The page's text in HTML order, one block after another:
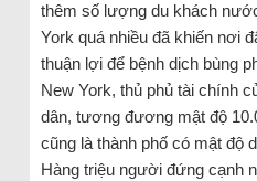
thêm số lượng du khách
York quá nhiều đã khiến nơi
thuận lợi để bệnh dịch bùng
New York, thủ phủ tài chính
dân, tương đương mật độ
cũng là thành phố có mật độ
Hàng triệu người đứng cạnh